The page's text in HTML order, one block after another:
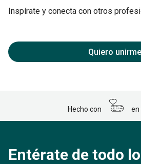
Inspírate y conecta con otros
Quiero unirme
Hecho con en
Entérate de todo